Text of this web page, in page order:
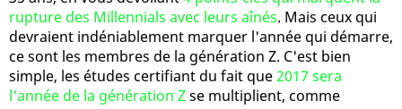
rupture des Millennials avec leurs aînés. Mais ceux qui
devraient indéniablement marquer l'année qui démarre,
ce sont les membres de la génération Z. C'est bien
simple, les études certifiant du fait que2017 sera
l'année de la génération Zse multiplient, comme